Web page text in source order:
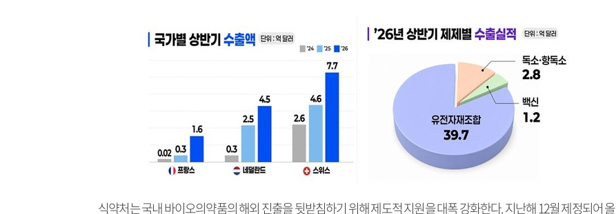
식약처는 국내 바이오의약품의 해외 진출을 뒷받침하기 위해 제도적 지원을 대폭 강화한다. 지난해 12월 제정되어 올